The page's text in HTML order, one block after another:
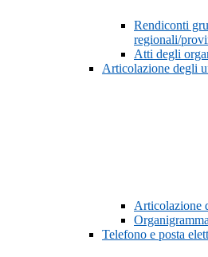
Rendiconti
regionali/
Atti degli
Articolazione degli
Articolazione
Organigramma
Telefono e posta